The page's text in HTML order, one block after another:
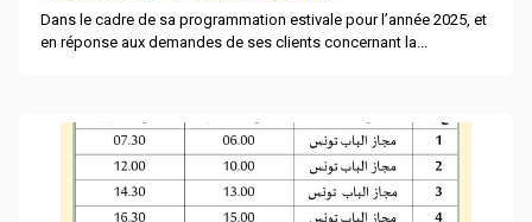
Dans le cadre de sa programmation estivale pour l’année 2025, et
en réponse aux demandes de ses clients concernant la...